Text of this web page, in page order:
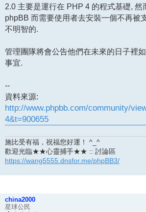
2.0 主要是運行在 PHP 4 的程式基礎, 然
phpBB 而需要使用者去安裝一個不再被
不明智的.
管理團隊將會公告他們在未來的日子裡
事宜.
--
資料來源:
http://www.phpbb.com/community/
4&t=900655
施比受有福，祝福您好運！ ^_^
歡迎光臨★★心靈捕手★★ :: 討論區
https://wang5555.dnsfor.me/phpBB3/
china2000
星球公民